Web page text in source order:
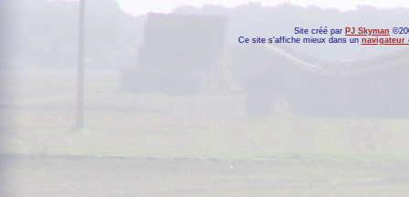
Site créé par PJ Skyman
Ce site s'affiche mieux dans un navigateur